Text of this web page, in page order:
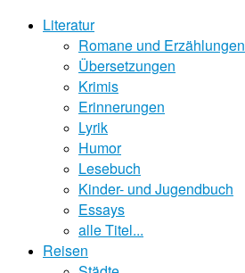
Literatur
Romane und Erzählungen
Übersetzungen
Krimis
Erinnerungen
Lyrik
Humor
Lesebuch
Kinder- und Jugendbuch
Essays
alle Titel...
Reisen